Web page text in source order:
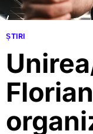
ȘTIRI